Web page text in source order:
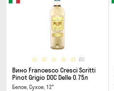
(0)
Вино Francesco Cresci Scritti
Pinot Grigio DOC Delle 0.75л
Белое, Сухое, 12°